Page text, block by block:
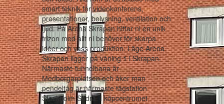
smart teknik för videokonferens,
presentationer, belysning, ventilation och
ljud. På Arena Skrapan hittar ni en unik
frizon med allt ni behöver för skarpa
idéer och vass produktion. Läge Arena
Skrapan ligger på våning 1 i Skrapan.
Närmaste tunnelbana är
Medborgarplatsen och åker man
pendeltåg är närmaste tågstation
Stockholm Södra. I köpcentrumet